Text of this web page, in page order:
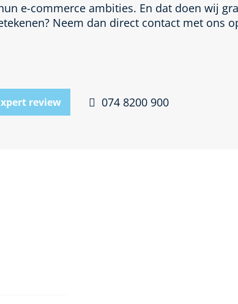
e-commerce ambities. En dat doen wij
Neem dan direct contact met ons
review 074 8200 900